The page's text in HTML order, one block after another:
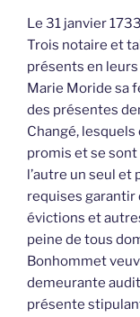
Le 31 janvier
Trois notaire et
présents en
Marie Moride sa
des présentes
Changé,
promis et se
l’autre un seul
requises
évictions et
peine de tous
Bonhommet
demeurante
présente